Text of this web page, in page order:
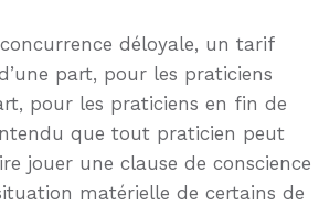
déloyale, un tarif
part, pour les praticiens
pour les praticiens en fin de
que tout praticien peut
jouer une clause de conscience
matérielle de certains de